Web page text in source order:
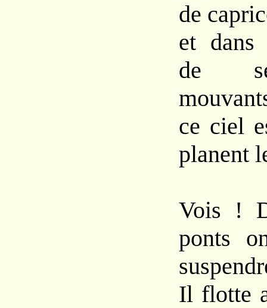
de
et dans
de
ce ciel
planent
Vois !
ponts
Il flotte